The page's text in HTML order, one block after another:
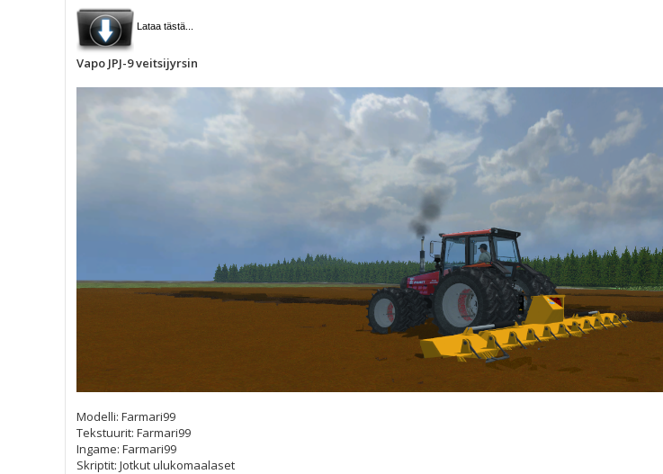
Lataa tästä...
Vapo JPJ-9 veitsijyrsin
Modelli: Farmari99
Tekstuurit: Farmari99
Ingame: Farmari99
Skriptit: Jotkut ulukomaalaset